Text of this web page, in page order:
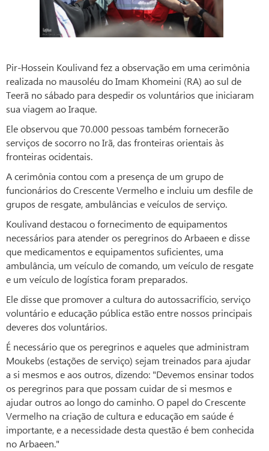
Pir-Hossein Koulivand fez a observação em uma cerimônia
realizada no mausoléu do Imam Khomeini (RA) ao sul de
Teerã no sábado para despedir os voluntários que iniciaram
sua viagem ao Iraque.
Ele observou que 70.000 pessoas também fornecerão
serviços de socorro no Irã, das fronteiras orientais às
fronteiras ocidentais.
A cerimônia contou com a presença de um grupo de
funcionários do Crescente Vermelho e incluiu um desfile de
grupos de resgate, ambulâncias e veículos de serviço.
Koulivand destacou o fornecimento de equipamentos
necessários para atender os peregrinos do Arbaeen e disse
que medicamentos e equipamentos suficientes, uma
ambulância, um veículo de comando, um veículo de resgate
e um veículo de logística foram preparados.
Ele disse que promover a cultura do autossacrifício, serviço
voluntário e educação pública estão entre nossos principais
deveres dos voluntários.
É necessário que os peregrinos e aqueles que administram
Moukebs (estações de serviço) sejam treinados para ajudar
a si mesmos e aos outros, dizendo: "Devemos ensinar todos
os peregrinos para que possam cuidar de si mesmos e
ajudar outros ao longo do caminho. O papel do Crescente
Vermelho na criação de cultura e educação em saúde é
importante, e a necessidade desta questão é bem conhecida
no Arbaeen."